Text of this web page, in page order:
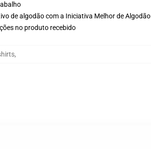
de algodão com a Iniciativa Melhor de Algodão
no produto recebido
,